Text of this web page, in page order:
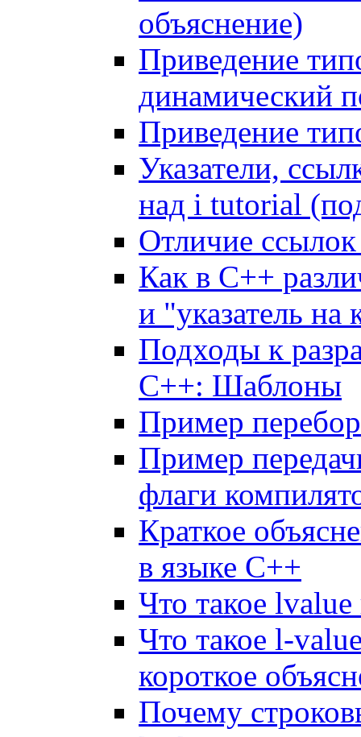
объяснение)
Приведение
динамический
Приведение
Указатели,
над i tutorial
Отличие ссылок
Как в C++
и "указатель на
Подходы к
C++: Шаблоны
Пример
Пример
флаги
Краткое
в языке C++
Что такое
Что такое l-
короткое
Почему